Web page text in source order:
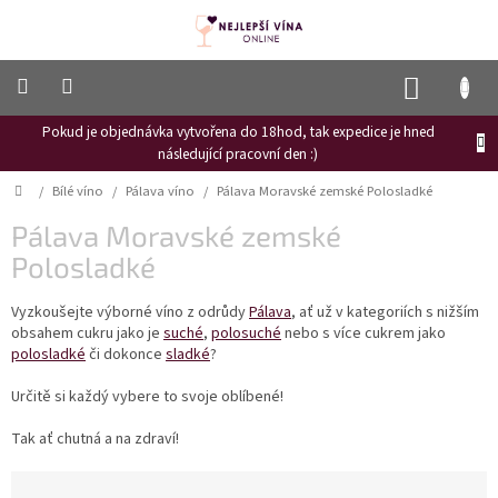
Pokud je objednávka vytvořena do 18hod, tak expedice je hned
následující pracovní den :)
Frizzante
Růžové
víno
Hroznový
mošt
Naši
vinaři
Vinné
víno
Domů
/ Bílé víno / Pálava víno / Pálava Moravské zemské Polosladké
Pálava Moravské zemské
Polosladké
Vyzkoušejte výborné víno z odrůdyPálava, ať už v kategoriích s nižším
obsahem cukru jako je suché, polosuché nebo s více cukrem jako
polosladké či dokonce sladké?
Určitě si každý vybere to svoje oblíbené!
Tak ať chutná a na zdraví!